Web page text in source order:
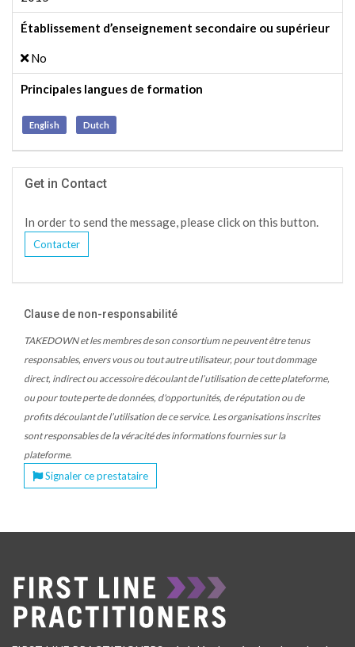
Établissement d’enseignement secondaire ou supérieur
No
Principales langues de formation
English Dutch
Get in Contact
In order to send the message, please click on this button.
Contacter
Clause de non-responsabilité
TAKEDOWN et les membres de son consortium ne peuvent être tenus
responsables, envers vous ou tout autre utilisateur, pour tout dommage
direct, indirect ou accessoire découlant de l’utilisation de cette plateforme,
ou pour toute perte de données, d'opportunités, de réputation ou de
profits découlant de l’utilisation de ce service. Les organisations inscrites
sont responsables de la véracité des informations fournies sur la
plateforme.
Signaler ce prestataire